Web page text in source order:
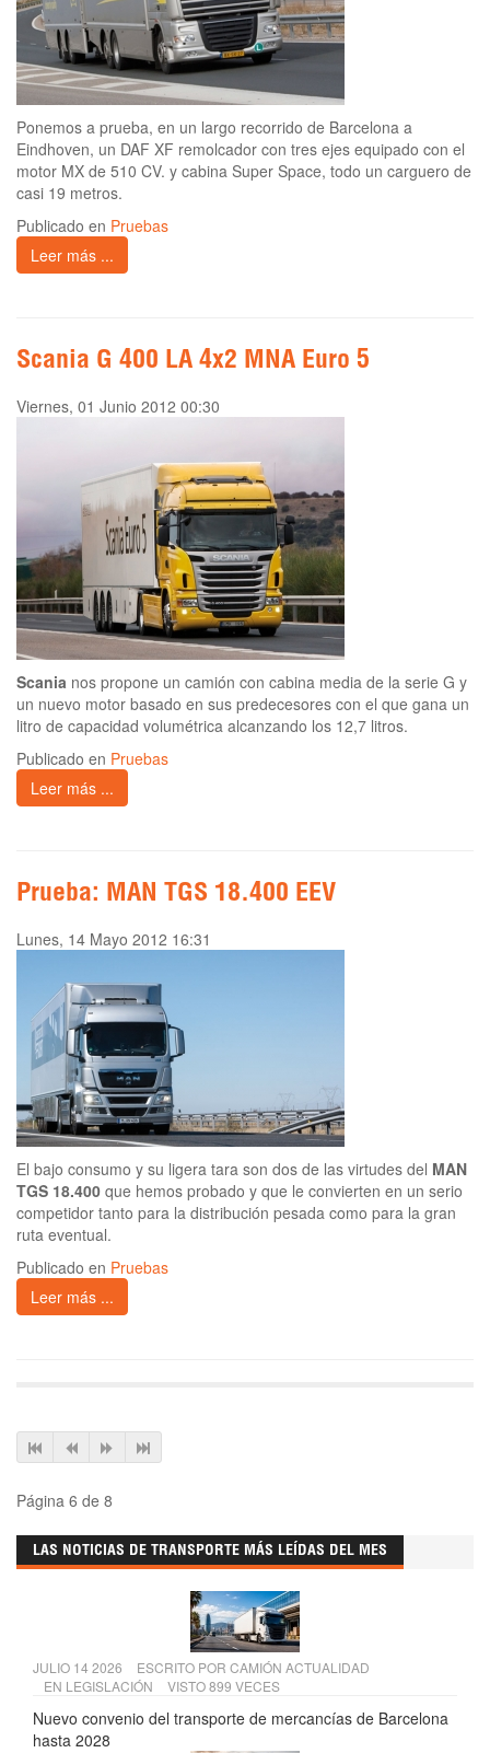
Ponemos a prueba, en un largo recorrido de Barcelona a
Eindhoven, un DAF XF remolcador con tres ejes equipado con el
motor MX de 510 CV. y cabina Super Space, todo un carguero de
casi 19 metros.
Publicado en Pruebas
Leer más ...
Scania G 400 LA 4x2 MNA Euro 5
Viernes, 01 Junio 2012 00:30
Scania nos propone un camión con cabina media de la serie G y
un nuevo motor basado en sus predecesores con el que gana un
litro de capacidad volumétrica alcanzando los 12,7 litros.
Publicado en Pruebas
Leer más ...
Prueba: MAN TGS 18.400 EEV
Lunes, 14 Mayo 2012 16:31
El bajo consumo y su ligera tara son dos de las virtudes del MAN
TGS 18.400 que hemos probado y que le convierten en un serio
competidor tanto para la distribución pesada como para la gran
ruta eventual.
Publicado en Pruebas
Leer más ...
Página 6 de 8
LAS NOTICIAS DE TRANSPORTE MÁS LEÍDAS DEL MES
JULIO 14 2026 ESCRITO POR CAMIÓN ACTUALIDAD
EN LEGISLACIÓN VISTO 899 VECES
Nuevo convenio del transporte de mercancías de Barcelona
hasta 2028